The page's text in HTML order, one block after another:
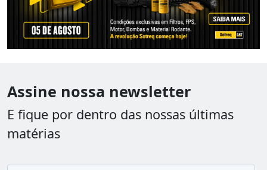
Assine nossa newsletter
E fique por dentro das nossas últimas
matérias